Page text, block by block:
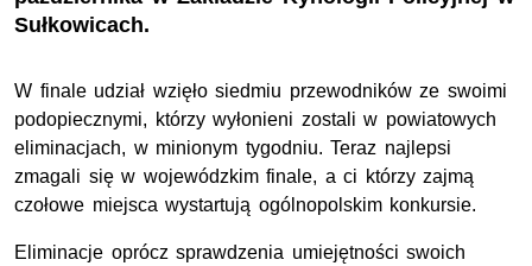
Sułkowicach.
W finale udział wzięło siedmiu przewodników ze swoimi
podopiecznymi, którzy wyłonieni zostali w powiatowych
eliminacjach, w minionym tygodniu. Teraz najlepsi
zmagali się w wojewódzkim finale, a ci którzy zajmą
czołowe miejsca wystartują ogólnopolskim konkursie.
Eliminacje oprócz sprawdzenia umiejętności swoich